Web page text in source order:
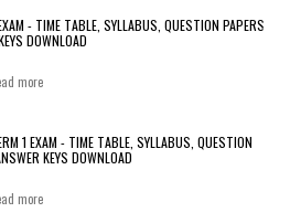
- TIME TABLE, SYLLABUS, QUESTION PAPERS
DOWNLOAD
more
1 EXAM - TIME TABLE, SYLLABUS, QUESTION
KEYS DOWNLOAD
more